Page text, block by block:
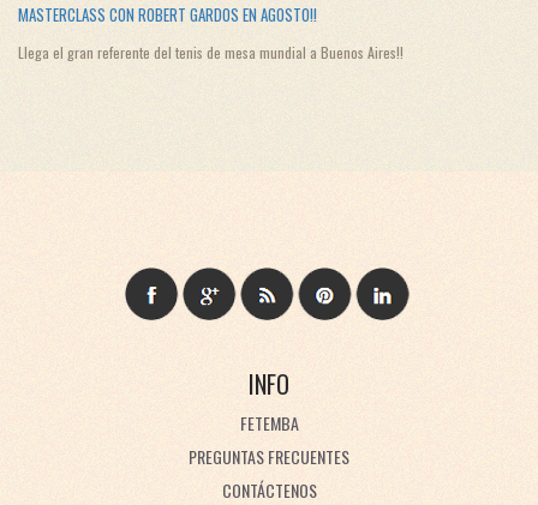
MASTERCLASS CON ROBERT GARDOS EN AGOSTO!!
Llega el gran referente del tenis de mesa mundial a Buenos Aires!!
INFO
FETEMBA
PREGUNTAS FRECUENTES
CONTÁCTENOS